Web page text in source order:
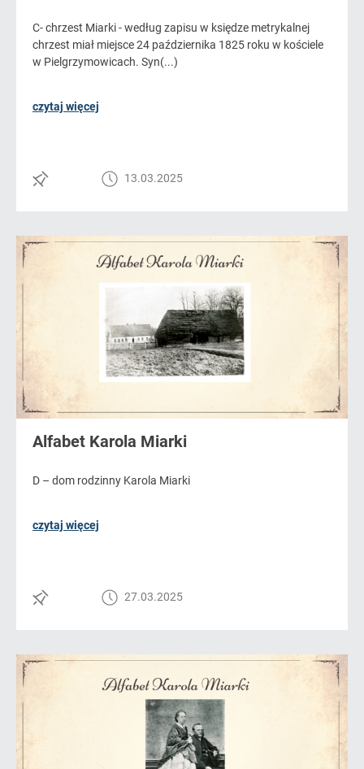
C- chrzest Miarki - według zapisu w księdze metrykalnej
chrzest miał miejsce 24 października 1825 roku w kościele
w Pielgrzymowicach. Syn(...)
czytaj więcej
13.03.2025
Alfabet Karola Miarki
D – dom rodzinny Karola Miarki
czytaj więcej
27.03.2025